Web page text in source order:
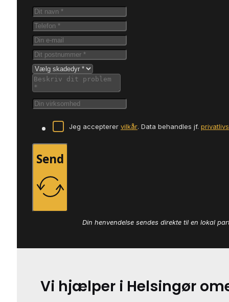
Jeg accepterer vilkår. Data behandles jf.
Send
Din henvendelse sendes direkte til en lokal
Vi hjælper i Helsingør